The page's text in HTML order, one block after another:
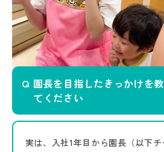
園長を目指したきっかけを
てください
実は、入社1年目から園長（以下